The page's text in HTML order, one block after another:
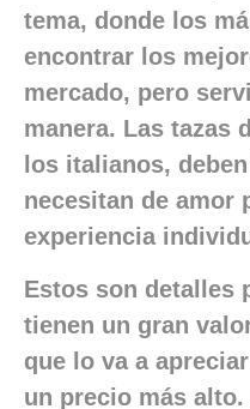
tema, donde los
encontrar los
mercado, pero
manera. Las tazas
los italianos,
necesitan de amor
experiencia
Estos son detalles
tienen un gran
que lo va a
un precio más alto.